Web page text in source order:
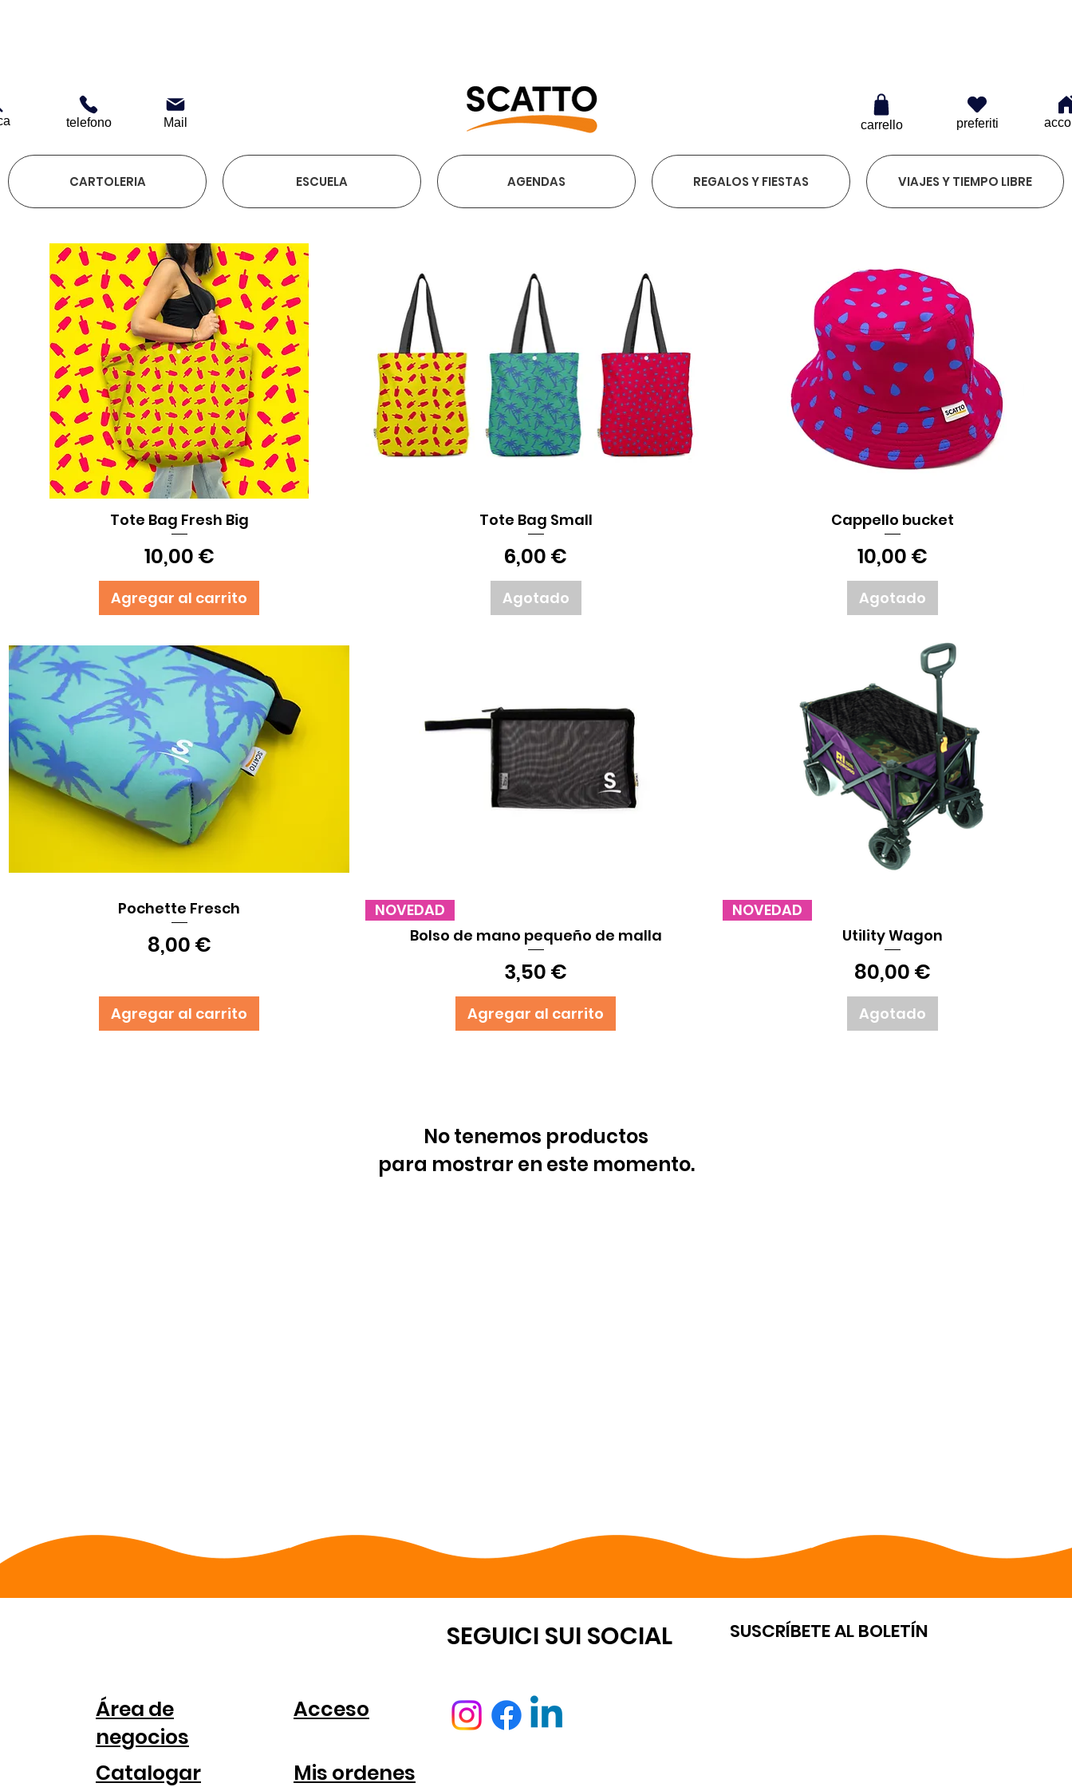
telefono Mail carrello preferiti
CARTOLERIA ESCUELA AGENDAS REGALOS Y FIESTAS VIAJES Y TIEMPO LIBRE
Vista rápida
Tote Bag Fresh Big
Precio
10,00 €
Agregar al carrito
Vista rápida
Tote Bag Small
Precio
6,00 €
Agotado
Vista rápida
Cappello bucket
Precio
10,00 €
Agotado
Vista rápida
Pochette Fresch
Precio
8,00 €
Agregar al carrito
NOVEDAD
Bolso de mano pequeño de malla
Precio
3,50 €
Agregar al carrito
NOVEDAD
Utility Wagon
Precio
80,00 €
Agotado
No tenemos productos
para mostrar en este momento.
Área de
negocios
Acceso
Mis ordenes
Catalogar
SEGUICI SUI SOCIAL SUSCRÍBETE AL BOLETÍN